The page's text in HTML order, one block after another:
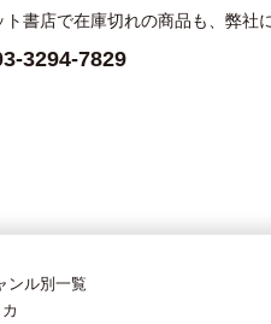
書店で在庫切れの商品も、弊社
3294-7829
ンル別一覧